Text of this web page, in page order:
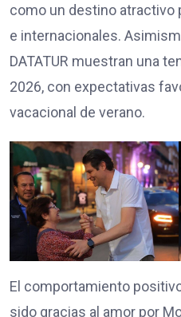
como un destino atractivo
e internacionales.
DATATUR muestran una
2026, con expectativas
vacacional de verano.
El comportamiento
sido gracias al amor por